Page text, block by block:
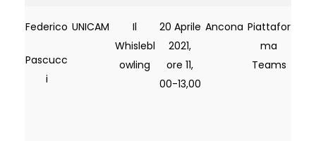
Federico
Pascucc
i
UNICAM
Il
Whislebl
owling
20 Aprile
2021,
ore 11,
00-13,00
Ancona Piattafor
ma
Teams